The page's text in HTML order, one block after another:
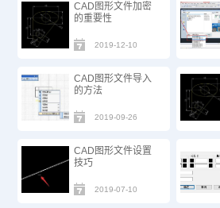
CAD图形文件加密
的重要性
2019-12-10
CAD图形文件导入
的方法
2019-09-26
CAD图形文件设置
技巧
2019-07-10